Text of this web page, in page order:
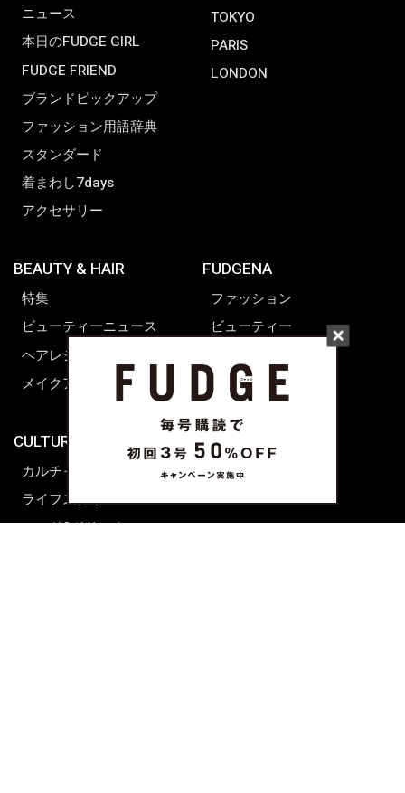
ニュース
本日のFUDGE GIRL
FUDGE FRIEND
ブランドピックアップ
ファッション用語辞典
スタンダード
着まわし7days
アクセサリー
TOKYO
PARIS
LONDON
BEAUTY & HAIR
特集
ビューティーニュース
ヘアレシピ ストーリーズ
メイクアップティップス
CULTURE & LIFE
カルチャー
ライフスタイル
フード&ドリンク
FUDGENA
ファッション
ビューティー
ライフスタイル